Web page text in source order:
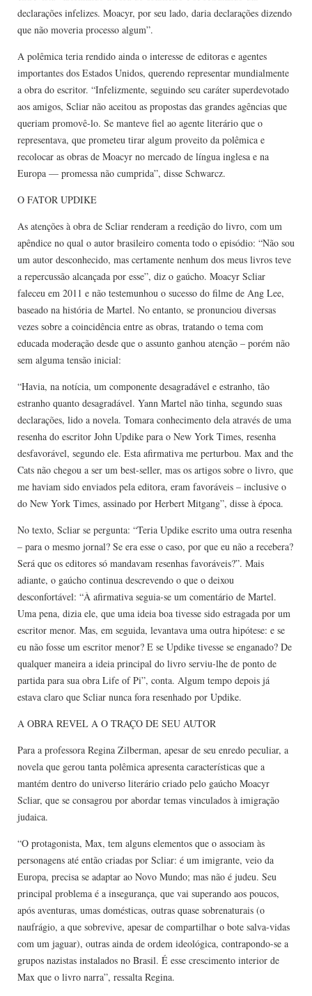
declarações infelizes. Moacyr, por seu lado, daria declarações dizendo
que não moveria processo algum”.
A polêmica teria rendido ainda o interesse de editoras e agentes
importantes dos Estados Unidos, querendo representar mundialmente
a obra do escritor. “Infelizmente, seguindo seu caráter superdevotado
aos amigos, Scliar não aceitou as propostas das grandes agências que
queriam promovê-lo. Se manteve fiel ao agente literário que o
representava, que prometeu tirar algum proveito da polêmica e
recolocar as obras de Moacyr no mercado de língua inglesa e na
Europa — promessa não cumprida”, disse Schwarcz.
O FATOR UPDIKE
As atenções à obra de Scliar renderam a reedição do livro, com um
apêndice no qual o autor brasileiro comenta todo o episódio: “Não sou
um autor desconhecido, mas certamente nenhum dos meus livros teve
a repercussão alcançada por esse”, diz o gaúcho. Moacyr Scliar
faleceu em 2011 e não testemunhou o sucesso do filme de Ang Lee,
baseado na história de Martel. No entanto, se pronunciou diversas
vezes sobre a coincidência entre as obras, tratando o tema com
educada moderação desde que o assunto ganhou atenção – porém não
sem alguma tensão inicial:
“Havia, na notícia, um componente desagradável e estranho, tão
estranho quanto desagradável. Yann Martel não tinha, segundo suas
declarações, lido a novela. Tomara conhecimento dela através de uma
resenha do escritor John Updike para o New York Times, resenha
desfavorável, segundo ele. Esta afirmativa me perturbou. Max and the
Cats não chegou a ser um best-seller, mas os artigos sobre o livro, que
me haviam sido enviados pela editora, eram favoráveis – inclusive o
do New York Times, assinado por Herbert Mitgang”, disse à época.
No texto, Scliar se pergunta: “Teria Updike escrito uma outra resenha
– para o mesmo jornal? Se era esse o caso, por que eu não a recebera?
Será que os editores só mandavam resenhas favoráveis?”. Mais
adiante, o gaúcho continua descrevendo o que o deixou
desconfortável: “À afirmativa seguia-se um comentário de Martel.
Uma pena, dizia ele, que uma ideia boa tivesse sido estragada por um
escritor menor. Mas, em seguida, levantava uma outra hipótese: e se
eu não fosse um escritor menor? E se Updike tivesse se enganado? De
qualquer maneira a ideia principal do livro serviu-lhe de ponto de
partida para sua obra Life of Pi”, conta. Algum tempo depois já
estava claro que Scliar nunca fora resenhado por Updike.
A OBRA REVEL A O TRAÇO DE SEU AUTOR
Para a professora Regina Zilberman, apesar de seu enredo peculiar, a
novela que gerou tanta polêmica apresenta características que a
mantém dentro do universo literário criado pelo gaúcho Moacyr
Scliar, que se consagrou por abordar temas vinculados à imigração
judaica.
“O protagonista, Max, tem alguns elementos que o associam às
personagens até então criadas por Scliar: é um imigrante, veio da
Europa, precisa se adaptar ao Novo Mundo; mas não é judeu. Seu
principal problema é a insegurança, que vai superando aos poucos,
após aventuras, umas domésticas, outras quase sobrenaturais (o
naufrágio, a que sobrevive, apesar de compartilhar o bote salva-vidas
com um jaguar), outras ainda de ordem ideológica, contrapondo-se a
grupos nazistas instalados no Brasil. É esse crescimento interior de
Max que o livro narra”, ressalta Regina.